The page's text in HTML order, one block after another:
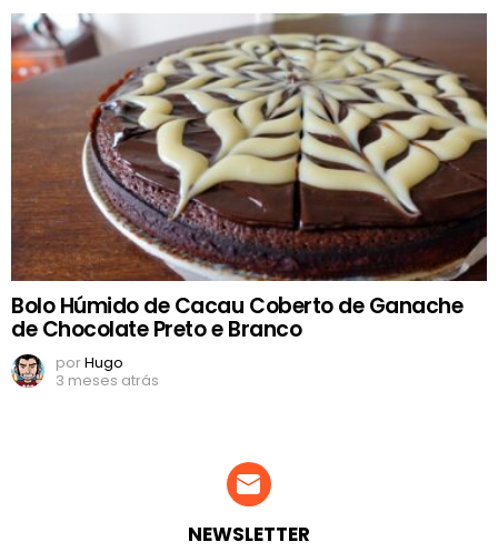
Bolo Húmido de Cacau Coberto de Ganache
de Chocolate Preto e Branco
porHugo
3 meses atrás
NEWSLETTER